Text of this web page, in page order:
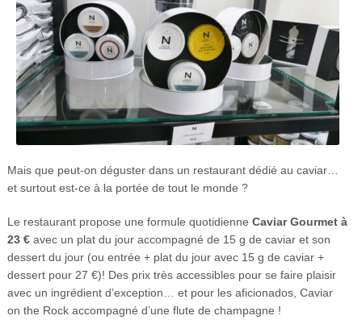
Mais que peut-on déguster dans un restaurant dédié au caviar…
et surtout est-ce à la portée de tout le monde ?
Le restaurant propose une formule quotidienne Caviar Gourmet à
23 €avec un plat du jour accompagné de 15 g de caviar et son
dessert du jour (ou entrée + plat du jour avec 15 g de caviar +
dessert pour 27 €)! Des prix très accessibles pour se faire plaisir
avec un ingrédient d’exception… et pour les aficionados, Caviar
on the Rock accompagné d’une flute de champagne !